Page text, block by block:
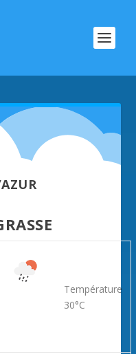
Température
30°C